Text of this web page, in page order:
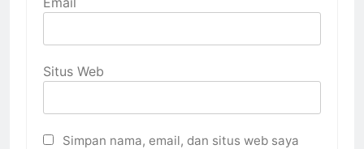
Situs Web
Simpan nama, email, dan situs web saya